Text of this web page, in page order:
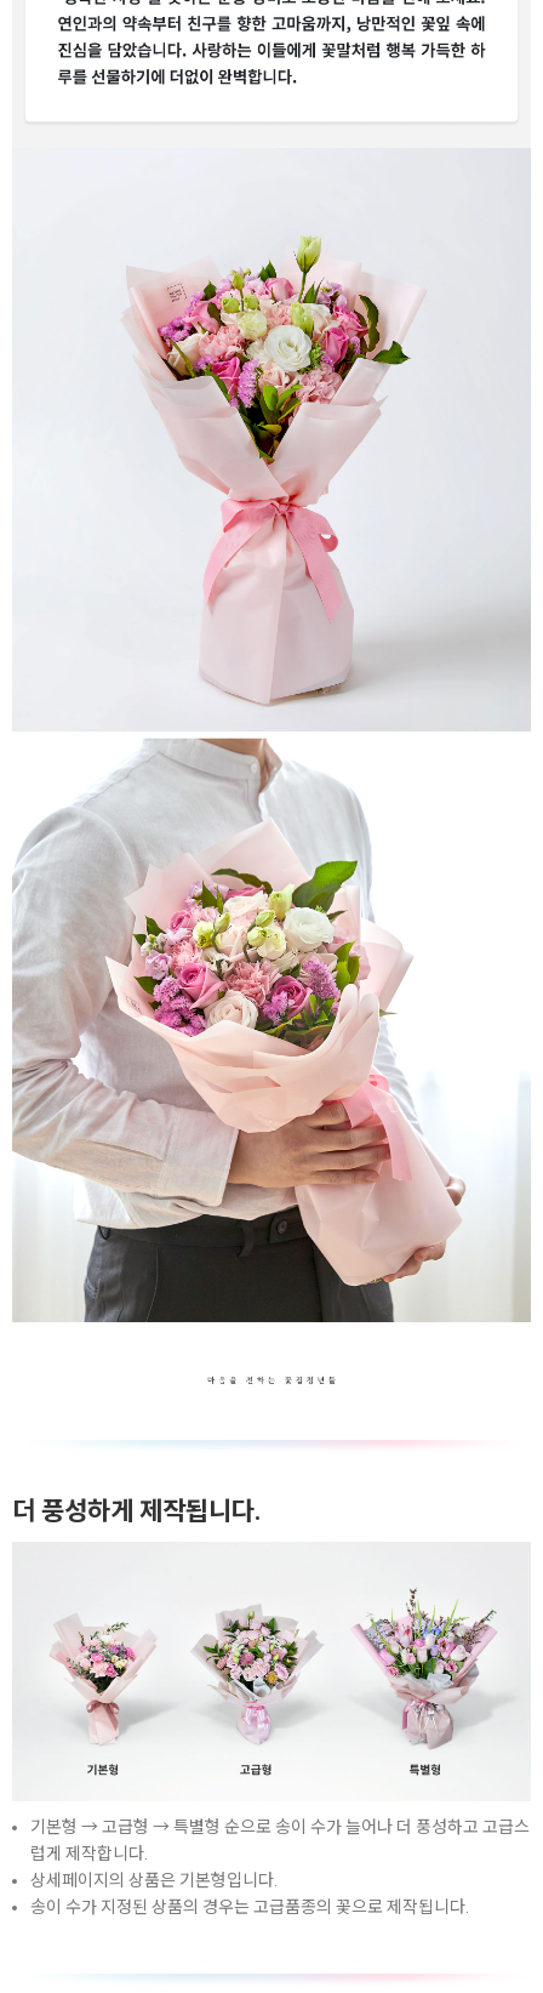
더 풍성하게 제작됩니다.
기본형 → 고급형 → 특별형 순으로 송이 수가 늘어나 더 풍성하고 고급스
럽게 제작합니다.
상세페이지의 상품은 기본형입니다.
송이 수가 지정된 상품의 경우는 고급품종의 꽃으로 제작됩니다.